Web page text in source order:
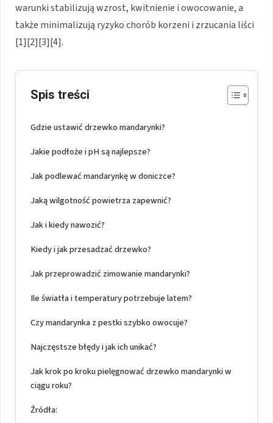
warunki stabilizują wzrost, kwitnienie i owocowanie, a
także minimalizują ryzyko chorób korzeni i zrzucania liści
[1][2][3][4].
Spis treści
Gdzie ustawić drzewko mandarynki?
Jakie podłoże i pH są najlepsze?
Jak podlewać mandarynkę w doniczce?
Jaką wilgotność powietrza zapewnić?
Jak i kiedy nawozić?
Kiedy i jak przesadzać drzewko?
Jak przeprowadzić zimowanie mandarynki?
Ile światła i temperatury potrzebuje latem?
Czy mandarynka z pestki szybko owocuje?
Najczęstsze błędy i jak ich unikać?
Jak krok po kroku pielęgnować drzewko mandarynki w
ciągu roku?
Źródła: